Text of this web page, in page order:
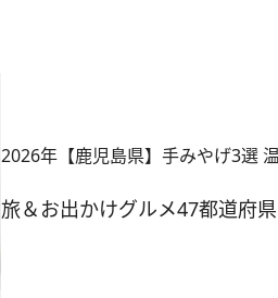
2026年【鹿児島県】手みやげ3選
旅＆お出かけグルメ47都道府県